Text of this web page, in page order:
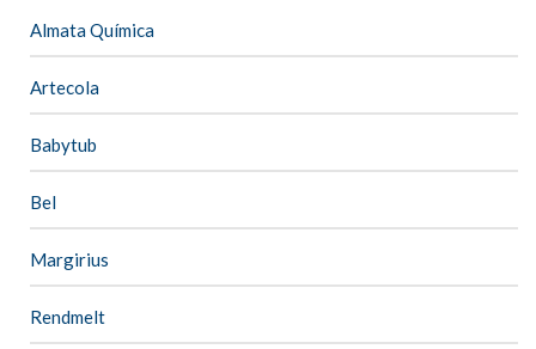
Almata Química
Artecola
Babytub
Bel
Margirius
Rendmelt